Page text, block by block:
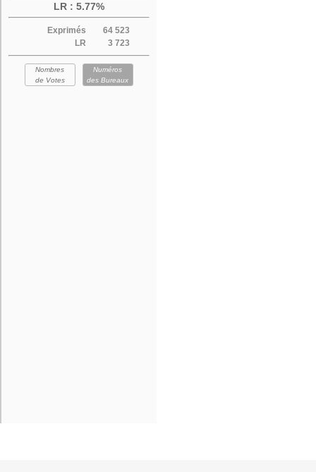
LR : 5.77%
Exprimés
64 523
LR
3 723
Nombres
de Votes
Numéros
des Bureaux